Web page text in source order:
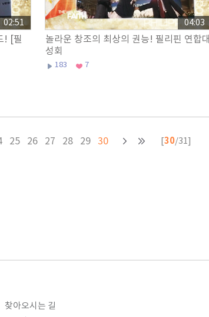
02:51
놀라운 창조의 최상의 권능! 필리핀 연합대
성회
183 7
04:03
25 26 27 28 29 30 [30/31]
찾아오시는 길